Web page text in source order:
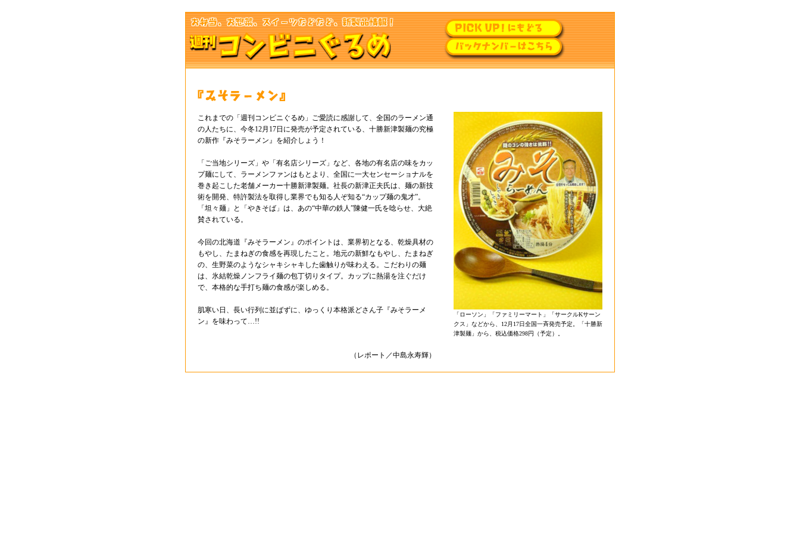
これまでの「週刊コンビニぐるめ」ご愛読に感謝して、全国のラーメン通
の人たちに、今冬12月17日に発売が予定されている、十勝新津製麺の究極
の新作『みそラーメン』を紹介しょう！
「ご当地シリーズ」や「有名店シリーズ」など、各地の有名店の味をカッ
プ麺にして、ラーメンファンはもとより、全国に一大センセーショナルを
巻き起こした老舗メーカー十勝新津製麺。社長の新津正夫氏は、麺の新技
術を開発、特許製法を取得し業界でも知る人ぞ知る“カップ麺の鬼才”。
「坦々麺」と「やきそば」は、あの“中華の鉄人”陳健一氏を唸らせ、大絶
賛されている。
今回の北海道『みそラーメン』のポイントは、業界初となる、乾燥具材の
もやし、たまねぎの食感を再現したこと。地元の新鮮なもやし、たまねぎ
の、生野菜のようなシャキシャキした歯触りが味わえる。こだわりの麺
は、氷結乾燥ノンフライ麺の包丁切りタイプ。カップに熱湯を注ぐだけ
で、本格的な手打ち麺の食感が楽しめる。
肌寒い日、長い行列に並ばずに、ゆっくり本格派どさん子『みそラーメ
ン』を味わって…!!
（レポート／中島永寿輝）
「ローソン」「ファミリーマート」「サークルKサーン
クス」などから、12月17日全国一斉発売予定。「十勝新
津製麺」から、税込価格298円（予定）。